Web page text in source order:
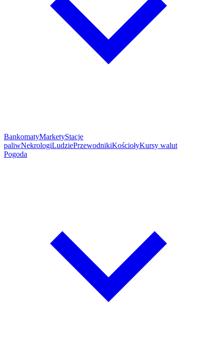
BankomatyMarketyStacje
paliwNekrologiLudziePrzewodnikiKościołyKursy walut
Pogoda